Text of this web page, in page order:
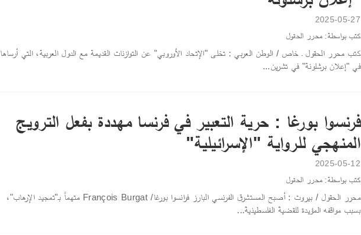
2025-05-27
كتب بواسطة: محرر الحقول
كتب محرر الحقول ـ خاص / الوطن العربي : تخلى "الإتحاد الأوروبي" عن التوازنات القديمة مع الدول العربية، التي أرساها
في "إعلان برشلونة" في تشرين...
فرنسوا بورغا : حرية التعبير في فرنسا مهددة بفعل الترويج
المنهجي للرواية "الإسرائيلية"
2025-05-12
كتب بواسطة: محرر الحقول
محرر الحقول / بيروت : أصبح المستشرق الفرنسي البارز فرانسوا بورغا/ François Burgat متهماً بـ"تمجيد الإرهاب"،
بسبب مواقفه المؤيدة للقضيةَ الفلسطينيةَ...